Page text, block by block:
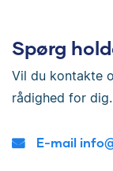
Spørg
Vil du kontakte
rådighed for dig.
E-mail